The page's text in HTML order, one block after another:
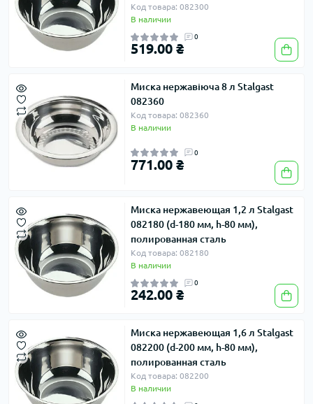
Код товара: 082300
В наличии
0
519.00 ₴
Миска нержавіюча 8 л Stalgast
082360
Код товара: 082360
В наличии
0
771.00 ₴
Миска нержавеющая 1,2 л Stalgast
082180 (d-180 мм, h-80 мм),
полированная сталь
Код товара: 082180
В наличии
0
242.00 ₴
Миска нержавеющая 1,6 л Stalgast
082200 (d-200 мм, h-80 мм),
полированная сталь
Код товара: 082200
В наличии